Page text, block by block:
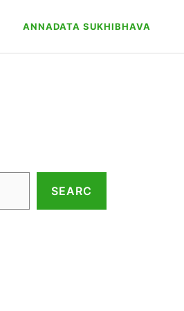
ANNADATA SUKHIBHAVA
SEARC